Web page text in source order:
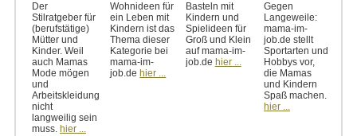
Der
Stilratgeber für
(berufstätige)
Mütter und
Kinder. Weil
auch Mamas
Mode mögen
und
Arbeitskleidung
nicht
langweilig sein
muss. hier ...
Wohnideen für
ein Leben mit
Kindern ist das
Thema dieser
Kategorie bei
mama-im-
job.de hier ...
Basteln mit
Kindern und
Spielideen für
Groß und Klein
auf mama-im-
job.de hier ...
Gegen
Langeweile:
mama-im-
job.de stellt
Sportarten und
Hobbys vor,
die Mamas
und Kindern
Spaß machen.
hier ...